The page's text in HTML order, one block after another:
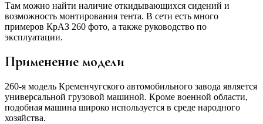
Там можно найти наличие откидывающихся сидений и
возможность монтирования тента. В сети есть много
примеров КрАЗ 260 фото, а также руководство по
эксплуатации.
Применение модели
260-я модель Кременчугского автомобильного завода является
универсальной грузовой машиной. Кроме военной области,
подобная машина широко используется в среде народного
хозяйства.